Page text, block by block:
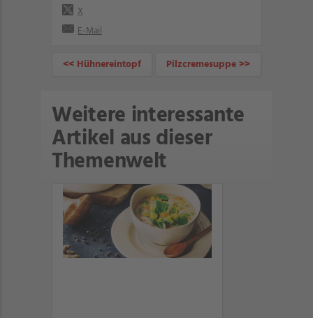
X
E-Mail
<< Hühnereintopf Pilzcremesuppe >>
Weitere interessante
Artikel aus dieser
Themenwelt